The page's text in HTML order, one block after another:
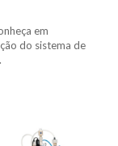
em
do sistema de